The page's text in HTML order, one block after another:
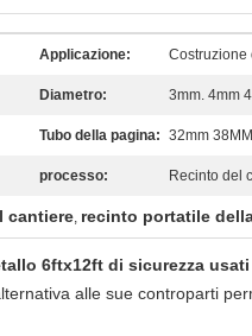
Applicazione: Costruzione
Diametro: 3mm. 4mm
Tubo della pagina: 32mm
processo: Recinto del
cantiere, recinto portatile
6ftx12ft di sicurezza
alle sue controparti